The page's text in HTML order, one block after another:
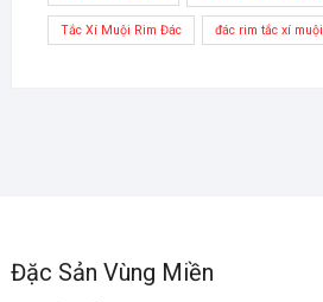
Tắc Xí Muội Rim Đác đác rim tắc xí muội
Đặc Sản Vùng Miền